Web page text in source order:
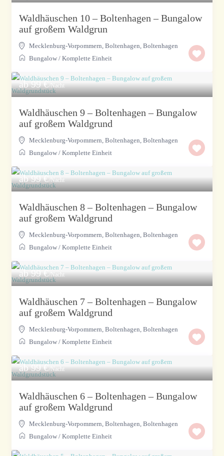
Waldhäuschen 10 – Boltenhagen – Bungalow
auf großem Waldgrun
Mecklenburg-Vorpommern, Boltenhagen,Boltenhagen
Bungalow /Komplette Einheit
ab 99 €/Nacht
Waldhäuschen 9 – Boltenhagen – Bungalow
auf großem Waldgrund
Mecklenburg-Vorpommern, Boltenhagen,Boltenhagen
Bungalow /Komplette Einheit
ab 99 €/Nacht
Waldhäuschen 8 – Boltenhagen – Bungalow
auf großem Waldgrund
Mecklenburg-Vorpommern, Boltenhagen,Boltenhagen
Bungalow /Komplette Einheit
ab 99 €/Nacht
Waldhäuschen 7 – Boltenhagen – Bungalow
auf großem Waldgrund
Mecklenburg-Vorpommern, Boltenhagen,Boltenhagen
Bungalow /Komplette Einheit
ab 99 €/Nacht
Waldhäuschen 6 – Boltenhagen – Bungalow
auf großem Waldgrund
Mecklenburg-Vorpommern, Boltenhagen,Boltenhagen
Bungalow /Komplette Einheit